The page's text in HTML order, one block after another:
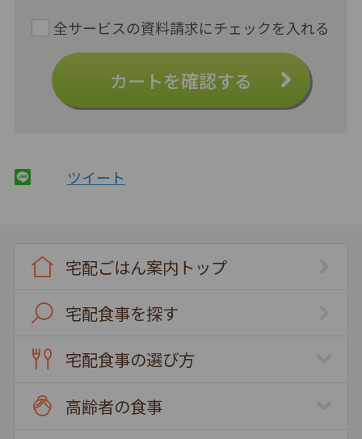
カートを確認する
ツイート
宅配ごはん案内トップ
宅配食事を探す
宅配食事の選び方
高齢者の食事